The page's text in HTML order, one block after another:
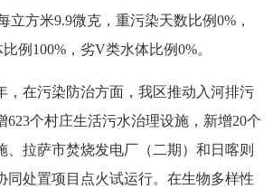
立方米9.9微克，重污染天数比例0%，
例100%，劣V类水体比例0%。
，在污染防治方面，我区推动入河排污
623个村庄生活污水治理设施，新增20个
、拉萨市焚烧发电厂（二期）和日喀则
同处置项目点火试运行。在生物多样性